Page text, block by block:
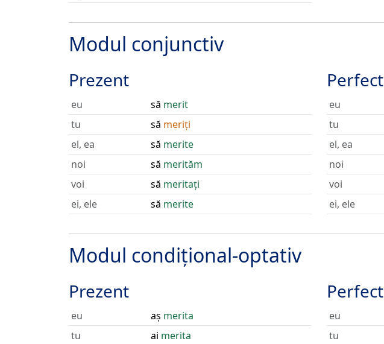
Modul conjunctiv
Prezent
eu să merit
tu
să meriți
el, ea
să merite
noi
să merităm
voi
să meritați
ei, ele
să merite
Perfect
eu
tu
el, ea
noi
voi
ei, ele
Modul condițional-optativ
Prezent
eu aș merita
tu
ai merita
Perfect
eu
tu